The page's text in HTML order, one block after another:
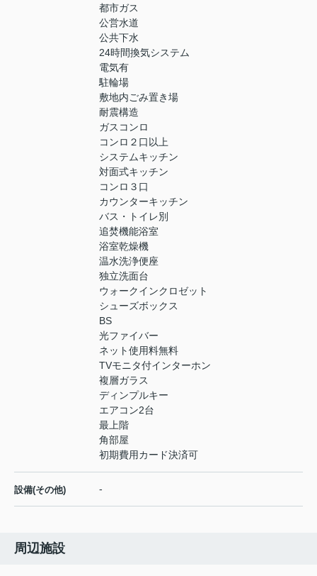
都市ガス
公営水道
公共下水
24時間換気システム
電気有
駐輪場
敷地内ごみ置き場
耐震構造
ガスコンロ
コンロ２口以上
システムキッチン
対面式キッチン
コンロ３口
カウンターキッチン
バス・トイレ別
追焚機能浴室
浴室乾燥機
温水洗浄便座
独立洗面台
ウォークインクロゼット
シューズボックス
BS
光ファイバー
ネット使用料無料
TVモニタ付インターホン
複層ガラス
ディンプルキー
エアコン2台
最上階
角部屋
初期費用カード決済可
設備(その他) -
周辺施設